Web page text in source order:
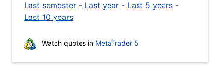
Last semester - Last year - Last 5 years -
Last 10 years
Watch quotes in MetaTrader 5